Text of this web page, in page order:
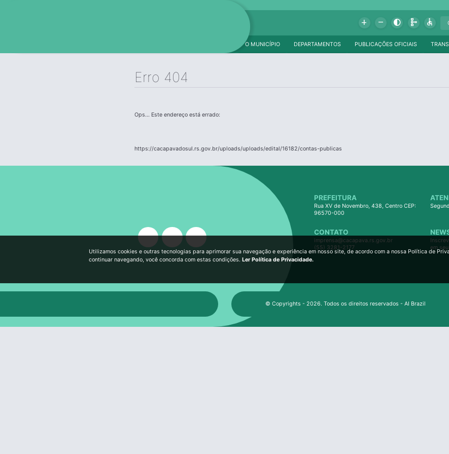
Add Remove Contrast Schema Accessible
PUBLICAÇÕES OFICIAIS
DEPARTAMENTOS
O MUNICÍPIO
Erro 404
Ops... Este endereço está errado:
https://cacapavadosul.rs.gov.br/uploads/uploads/edital/16182/contas-publicas
PREFEITURA
Rua XV de Novembro, 438, Centro CEP:
96570-000
CONTATO
imprensa@cacapava.rs.gov.br
(55) 3281-2177
em
© Copyrights - 2026. Todos os direitos reservados - AI Brazil
Utilizamos cookies e outras tecnologias para aprimorar sua navegação e experiência em nosso site, de acordo com a nossa Política de
continuar navegando, você concorda com estas condições. Ler Política de Privacidade.